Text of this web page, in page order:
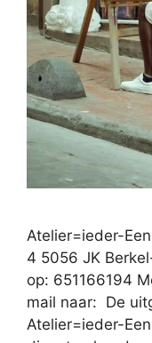
Atelier=ieder-
4 5056 JK
op: 651166194
mail naar: De
Atelier=ieder-